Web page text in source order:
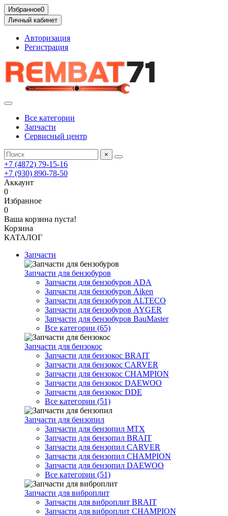
Избранное0
Личный кабинет
Авторизация
Регистрация
Все категории
Запчасти
Сервисный центр
×
+7 (4872) 79-15-16
+7 (930) 890-78-50
Аккаунт
0
Избранное
0
Ваша корзина пуста!
Корзина
КАТАЛОГ
Запчасти
Запчасти для бензобуров
Запчасти для бензобуров ADA
Запчасти для бензобуров Aiken
Запчасти для бензобуров ALTECO
Запчасти для бензобуров AYGER
Запчасти для бензобуров BauMaster
Все категории (65)
Запчасти для бензокос
Запчасти для бензокос BRAIT
Запчасти для бензокос CARVER
Запчасти для бензокос CHAMPION
Запчасти для бензокос DAEWOO
Запчасти для бензокос DDE
Все категории (51)
Запчасти для бензопил
Запчасти для бензопил MTX
Запчасти для бензопил BRAIT
Запчасти для бензопил CARVER
Запчасти для бензопил CHAMPION
Запчасти для бензопил DAEWOO
Все категории (51)
Запчасти для виброплит
Запчасти для виброплит BRAIT
Запчасти для виброплит CHAMPION